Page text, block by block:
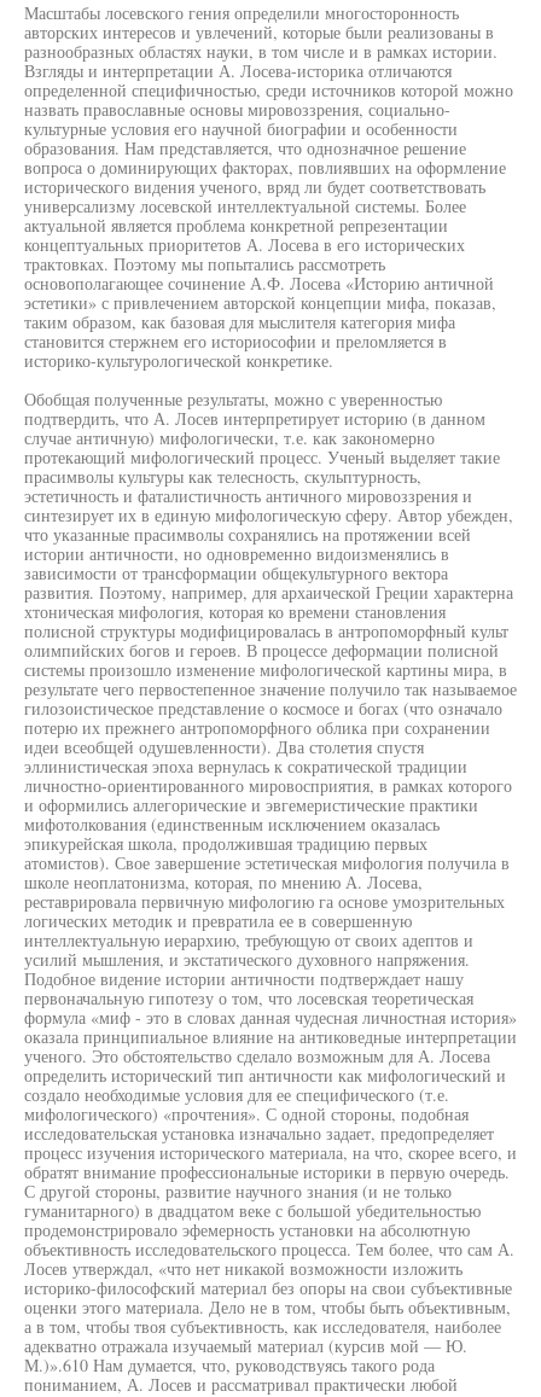
Масштабы лосевского гения определили многосторонность
авторских интересов и увлечений, которые были реализованы в
разнообразных областях науки, в том числе и в рамках истории.
Взгляды и интерпретации А. Лосева-историка отличаются
определенной специфичностью, среди источников которой можно
назвать православные основы мировоззрения, социально-
культурные условия его научной биографии и особенности
образования. Нам представляется, что однозначное решение
вопроса о доминирующих факторах, повлиявших на оформление
исторического видения ученого, вряд ли будет соответствовать
универсализму лосевской интеллектуальной системы. Более
актуальной является проблема конкретной репрезентации
концептуальных приоритетов А. Лосева в его исторических
трактовках. Поэтому мы попытались рассмотреть
основополагающее сочинение А.Ф. Лосева «Историю античной
эстетики» с привлечением авторской концепции мифа, показав,
таким образом, как базовая для мыслителя категория мифа
становится стержнем его историософии и преломляется в
историко-культурологической конкретике.
Обобщая полученные результаты, можно с уверенностью
подтвердить, что А. Лосев интерпретирует историю (в данном
случае античную) мифологически, т.е. как закономерно
протекающий мифологический процесс. Ученый выделяет такие
прасимволы культуры как телесность, скульптурность,
эстетичность и фаталистичность античного мировоззрения и
синтезирует их в единую мифологическую сферу. Автор убежден,
что указанные прасимволы сохранялись на протяжении всей
истории античности, но одновременно видоизменялись в
зависимости от трансформации общекультурного вектора
развития. Поэтому, например, для архаической Греции характерна
хтоническая мифология, которая ко времени становления
полисной структуры модифицировалась в антропоморфный культ
олимпийских богов и героев. В процессе деформации полисной
системы произошло изменение мифологической картины мира, в
результате чего первостепенное значение получило так называемое
гилозоистическое представление о космосе и богах (что означало
потерю их прежнего антропоморфного облика при сохранении
идеи всеобщей одушевленности). Два столетия спустя
эллинистическая эпоха вернулась к сократической традиции
личностно-ориентированного мировосприятия, в рамках которого
и оформились аллегорические и эвгемеристические практики
мифотолкования (единственным исключением оказалась
эпикурейская школа, продолжившая традицию первых
атомистов). Свое завершение эстетическая мифология получила в
школе неоплатонизма, которая, по мнению А. Лосева,
реставрировала первичную мифологию га основе умозрительных
логических методик и превратила ее в совершенную
интеллектуальную иерархию, требующую от своих адептов и
усилий мышления, и экстатического духовного напряжения.
Подобное видение истории античности подтверждает нашу
первоначальную гипотезу о том, что лосевская теоретическая
формула «миф - это в словах данная чудесная личностная история»
оказала принципиальное влияние на антиковедные интерпретации
ученого. Это обстоятельство сделало возможным для А. Лосева
определить исторический тип античности как мифологический и
создало необходимые условия для ее специфического (т.е.
мифологического) «прочтения». С одной стороны, подобная
исследовательская установка изначально задает, предопределяет
процесс изучения исторического материала, на что, скорее всего, и
обратят внимание профессиональные историки в первую очередь.
С другой стороны, развитие научного знания (и не только
гуманитарного) в двадцатом веке с большой убедительностью
продемонстрировало эфемерность установки на абсолютную
объективность исследовательского процесса. Тем более, что сам А.
Лосев утверждал, «что нет никакой возможности изложить
историко-философский материал без опоры на свои субъективные
оценки этого материала. Дело не в том, чтобы быть объективным,
а в том, чтобы твоя субъективность, как исследователя, наиболее
адекватно отражала изучаемый материал (курсив мой — Ю.
М.)».610 Нам думается, что, руководствуясь такого рода
пониманием, А. Лосев и рассматривал практически любой